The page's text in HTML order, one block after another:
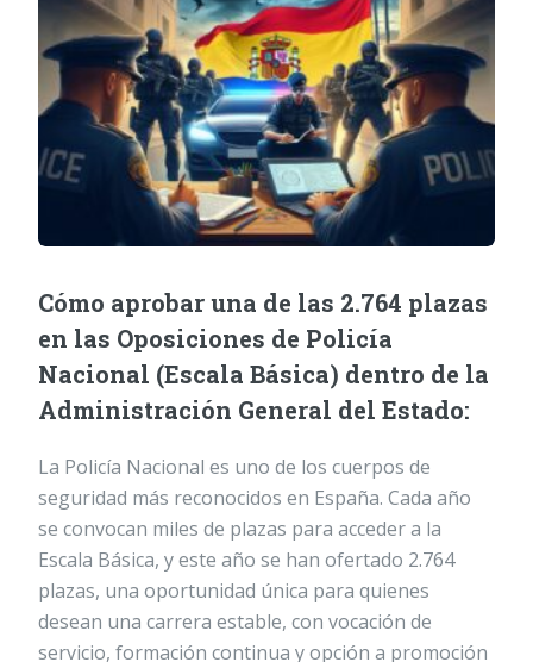
Cómo aprobar una de las 2.764 plazas
en las Oposiciones de Policía
Nacional (Escala Básica) dentro de la
Administración General del Estado:
La Policía Nacional es uno de los cuerpos de
seguridad más reconocidos en España. Cada año
se convocan miles de plazas para acceder a la
Escala Básica, y este año se han ofertado 2.764
plazas, una oportunidad única para quienes
desean una carrera estable, con vocación de
servicio, formación continua y opción a promoción